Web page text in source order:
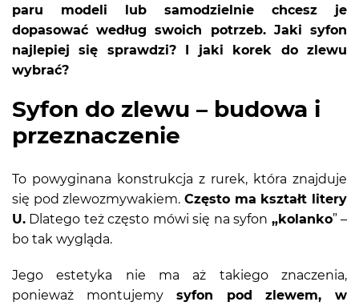
paru modeli lub samodzielnie chcesz je
dopasować według swoich potrzeb. Jaki syfon
najlepiej się sprawdzi? I jaki korek do zlewu
wybrać?
Syfon do zlewu – budowa i
przeznaczenie
To powyginana konstrukcja z rurek, która znajduje
się pod zlewozmywakiem. Często ma kształt litery
U. Dlatego też często mówi się na syfon „kolanko” –
bo tak wygląda.
Jego estetyka nie ma aż takiego znaczenia,
ponieważ montujemysyfon pod zlewem, w